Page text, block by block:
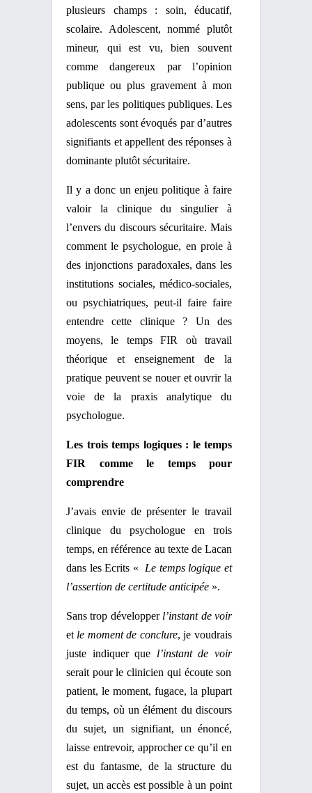
plusieurs champs : soin, éducatif,
scolaire. Adolescent, nommé plutôt
mineur, qui est vu, bien souvent
comme dangereux par l’opinion
publique ou plus gravement à mon
sens, par les politiques publiques. Les
adolescents sont évoqués par d’autres
signifiants et appellent des réponses à
dominante plutôt sécuritaire.
Il y a donc un enjeu politique à faire
valoir la clinique du singulier à
l’envers du discours sécuritaire. Mais
comment le psychologue, en proie à
des injonctions paradoxales, dans les
institutions sociales, médico-sociales,
ou psychiatriques, peut-il faire faire
entendre cette clinique ? Un des
moyens, le temps FIR où travail
théorique et enseignement de la
pratique peuvent se nouer et ouvrir la
voie de la praxis analytique du
psychologue.
Les trois temps logiques : le temps
FIR comme le temps pour
comprendre
J’avais envie de présenter le travail
clinique du psychologue en trois
temps, en référence au texte de Lacan
dans les Ecrits « Le temps logique et
l’assertion de certitude anticipée ».
Sans trop développer l’instant de voir
et le moment de conclure, je voudrais
juste indiquer que l’instant de voir
serait pour le clinicien qui écoute son
patient, le moment, fugace, la plupart
du temps, où un élément du discours
du sujet, un signifiant, un énoncé,
laisse entrevoir, approcher ce qu’il en
est du fantasme, de la structure du
sujet, un accès est possible à un point